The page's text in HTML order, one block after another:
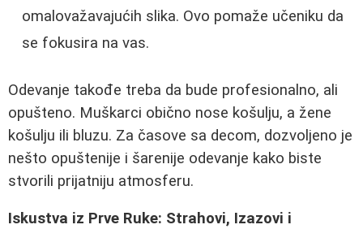
omalovažavajućih slika. Ovo pomaže učeniku da
se fokusira na vas.
Odevanje takođe treba da bude profesionalno, ali
opušteno. Muškarci obično nose košulju, a žene
košulju ili bluzu. Za časove sa decom, dozvoljeno je
nešto opuštenije i šarenije odevanje kako biste
stvorili prijatniju atmosferu.
Iskustva iz Prve Ruke: Strahovi, Izazovi i